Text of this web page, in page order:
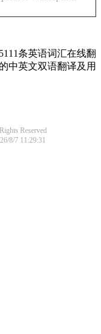
条英语词汇在线翻
中英文双语翻译及用
Reserved
8/7 11:29:31